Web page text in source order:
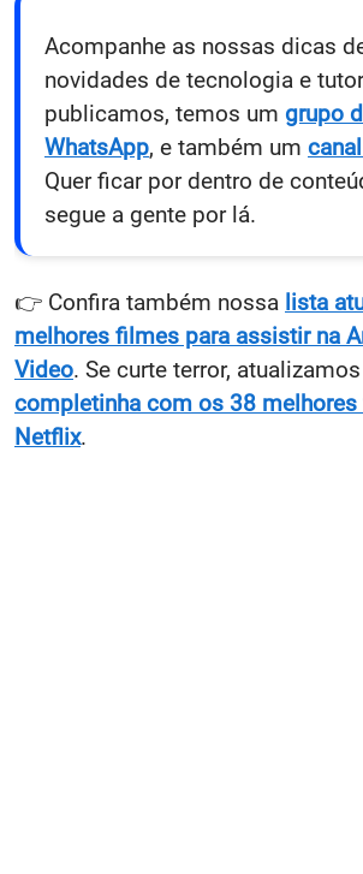
Acompanhe as nossas dicas
novidades de tecnologia e
publicamos, temos um grupo
WhatsApp, e também um
Quer ficar por dentro de
segue a gente por lá.
👉 Confira também nossa lista
melhores filmes para assistir na
Video. Se curte terror,
completinha com os 38
Netflix.